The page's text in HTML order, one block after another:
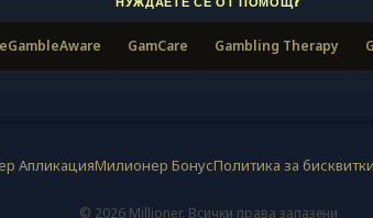
GamCare Gambling Therapy
АпликацияМилионер БонусПолитика за бисквитки
© 2026 Millioner. Всички права запазени